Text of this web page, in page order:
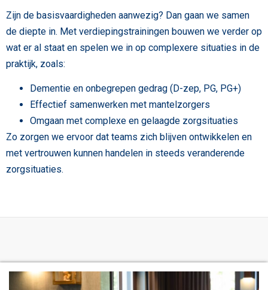
Zijn de basisvaardigheden aanwezig? Dan gaan we samen
de diepte in. Met verdiepingstrainingen bouwen we verder op
wat er al staat en spelen we in op complexere situaties in de
praktijk, zoals:
Dementie en onbegrepen gedrag (D-zep, PG, PG+)
Effectief samenwerken met mantelzorgers
Omgaan met complexe en gelaagde zorgsituaties
Zo zorgen we ervoor dat teams zich blijven ontwikkelen en
met vertrouwen kunnen handelen in steeds veranderende
zorgsituaties.